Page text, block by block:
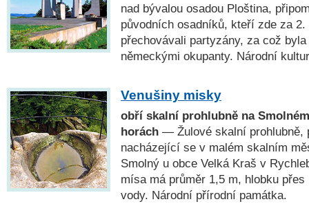
nad bývalou osadou Ploština,
původních osadníků, kteří zde za
přechovávali partyzány, za což
německými okupanty. Národní
Venušiny misky
obří skalní prohlubně na
horách — Žulové skalní prohlubně,
nacházející se v malém skalním
Smolný u obce Velká Kraš v
mísa má průměr 1,5 m, hlobku
vody. Národní přírodní památka.